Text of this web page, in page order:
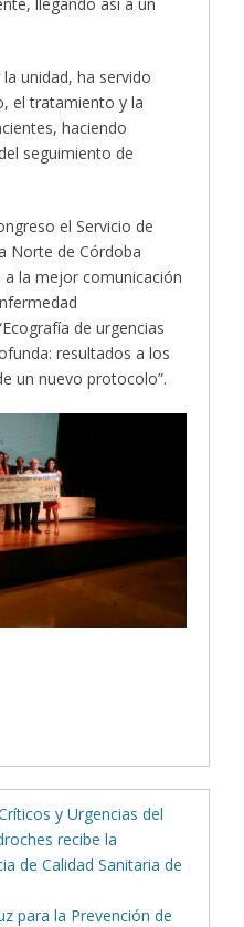
llegando así a un
unidad, ha servido
el tratamiento y la
haciendo
seguimiento de
el Servicio de
Norte de Córdoba
la mejor comunicación
de urgencias
resultados a los
un nuevo protocolo”.
y Urgencias del
recibe la
de Calidad Sanitaria de
para la Prevención de